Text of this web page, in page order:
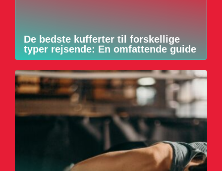
De bedste kufferter til forskellige
typer rejsende: En omfattende guide